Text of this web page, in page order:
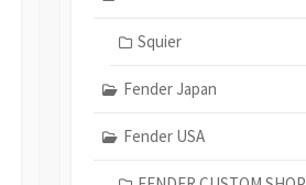
Squier
Fender Japan
Fender USA